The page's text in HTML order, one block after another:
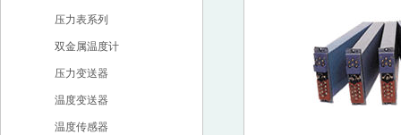
压力表系列
双金属温度计
压力变送器
温度变送器
温度传感器